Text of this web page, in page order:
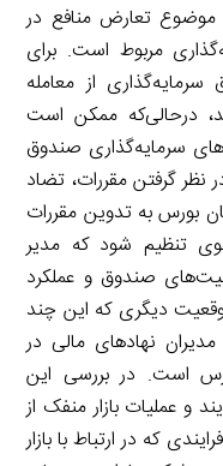
موضوع تعارض منافع در
مربوط است. برای
از معامله
درحالی‌که ممکن است
سرمایه‌گذاری صندوق
گرفتن مقررات، تضاد
بورس به تدوین مقررات
تنظیم شود که مدیر
صندوق و عملکرد
دیگری که این‌ چند
نهادهای مالی در
است. در بررسی این
و عملیات بازار منفک از
که در ارتباط با بازار